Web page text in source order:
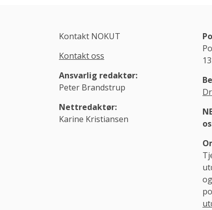
Kontakt NOKUT
Kontakt oss
Ansvarlig redaktør:
Peter Brandstrup
Nettredaktør:
Karine Kristiansen